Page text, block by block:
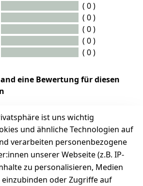
( 0 )
( 0 )
( 0 )
( 0 )
( 0 )
eine Bewertung für diesen
Person - klicken Sie für Details
ist uns wichtig
und ähnliche Technologien auf
verarbeiten personenbezogene
unserer Webseite (z.B. IP-
zu personalisieren, Medien
oder Zugriffe auf